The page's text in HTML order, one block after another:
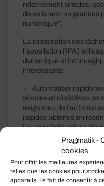
Pragmatik -
cookies
Pour offrir les meilleures
telles que les cookies pour
appareils. Le fait de consentir à
relativement simples,
de se lancer en grandes
numérique”.
La robotisation des
l’appellation RPA) et
dynamique et
intéressants:
✅ Automatiser
simples et répétitives
exigences de
rapides obtenus en
il a une réelle valeur
à tenter d’embaucher
Voici quelques
➡️ UiPath
➡️ Microsoft Power